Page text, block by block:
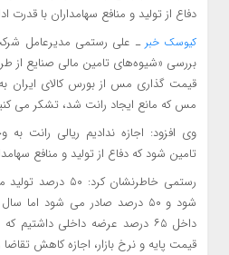
دفاع از تولید و منافع سهامداران با قدرت
کیوسک خبر ـ علی رستمی مدیرعامل
بررسی «شیوه‌های تامین مالی صنایع از
قیمت گذاری مس از بورس کالای ایران
مس که مانع ایجاد رانت شد، تشکر می
وی افزود: اجازه ندادیم ریالی رانت به
تامین شود که دفاع از تولید و منافع
رستمی خاطرنشان
شود و ۵۰ درصد صادر می شود
داخل ۶۵ درصد عرضه داخلی داشتیم
قیمت پایه و نرخ بازار، اجازه کاهش